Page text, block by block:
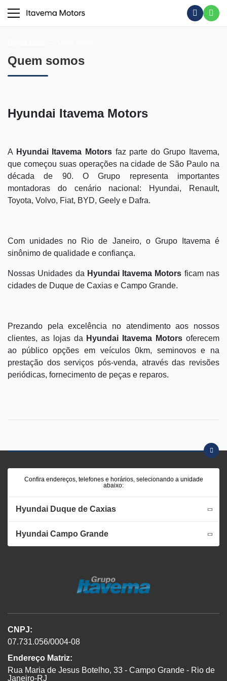
Quem somos
Hyundai Itavema Motors
A Hyundai Itavema Motorsfaz parte do Grupo Itavema,
que começou suas operações na cidade de São Paulo na
década de 90. O Grupo representa importantes
montadoras do cenário nacional: Hyundai, Renault,
Toyota, Volvo, Fiat, BYD, Geely e Dafra.
Com unidades no Rio de Janeiro, o Grupo Itavema é
sinônimo de qualidade e confiança.
Nossas Unidades da Hyundai Itavema Motors ficam nas
cidades de Duque de Caxias e Campo Grande.
Prezando pela excelência no atendimento aos nossos
clientes, as lojas da Hyundai Itavema Motors oferecem
ao público opções em veículos 0km, seminovos e na
prestação dos serviços pós-venda, através das revisões
periódicas, fornecimento de peças e reparos.
Confira endereços, telefones e horários, selecionando a unidade
abaixo:
Hyundai Duque de Caxias
Hyundai Campo Grande
CNPJ:
07.731.056/0004-08
Endereço Matriz:
Rua Maria de Jesus Botelho, 33 - Campo Grande - Rio de
Janeiro-RJ